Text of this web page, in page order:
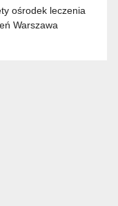
ośrodek leczenia
Warszawa